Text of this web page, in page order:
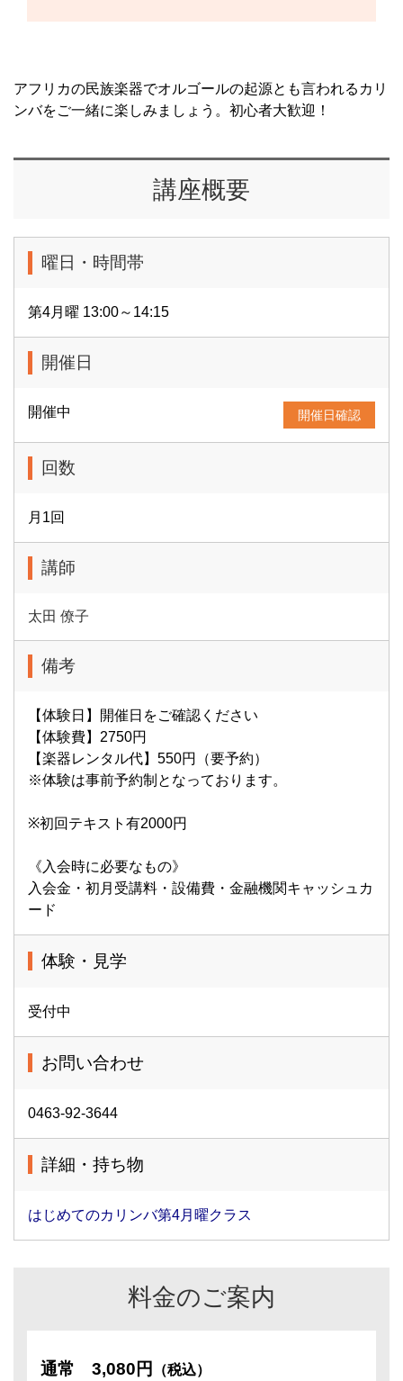
アフリカの民族楽器でオルゴールの起源とも言われるカリ
ンバをご一緒に楽しみましょう。初心者大歓迎！
講座概要
曜日・時間帯
第4月曜 13:00～14:15
開催日
開催中 開催日確認
回数
月1回
講師
太田 僚子
備考
【体験日】開催日をご確認ください
【体験費】2750円
【楽器レンタル代】550円（要予約）
※体験は事前予約制となっております。
※初回テキスト有2000円
《入会時に必要なもの》
入会金・初月受講料・設備費・金融機関キャッシュカ
ード
体験・見学
受付中
お問い合わせ
0463-92-3644
詳細・持ち物
はじめてのカリンバ第4月曜クラス
料金のご案内
通常 3,080円 （税込）